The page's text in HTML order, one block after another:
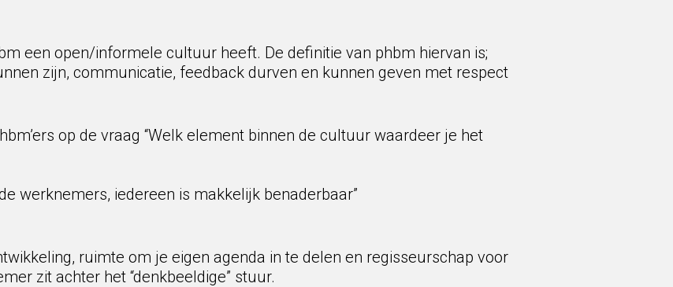
een open/informele cultuur heeft. De definitie van phbm hiervan is;
zijn, communicatie, feedback durven en kunnen geven met respect
op de vraag “Welk element binnen de cultuur waardeer je het
werknemers, iedereen is makkelijk benaderbaar”
ruimte om je eigen agenda in te delen en regisseurschap voor
zit achter het “denkbeeldige” stuur.